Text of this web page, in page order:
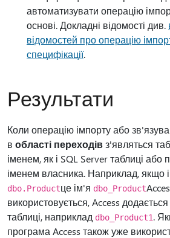
автоматизувати операцію
основі. Докладні відомості див.
відомостей про операцію
специфікації.
Результати
Коли операцію імпорту або
в області переходівз'являться
іменем, як і SQL Server таблиці або
іменем власника. Наприклад, якщо
dbo.Productце ім'я dbo_Product
використовується, Access додається
таблиці, наприклад dbo_Product1.
програма Access також уже